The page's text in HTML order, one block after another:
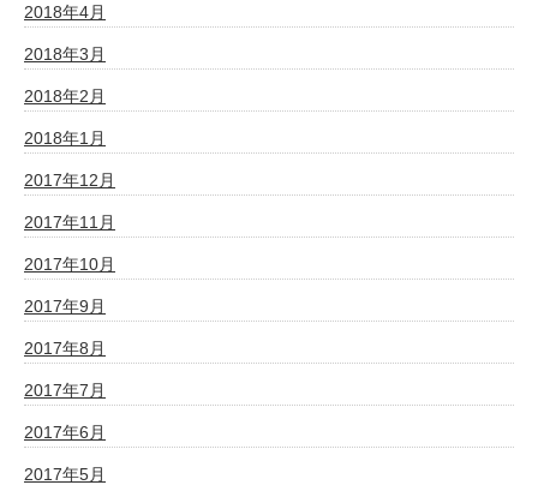
2018年4月
2018年3月
2018年2月
2018年1月
2017年12月
2017年11月
2017年10月
2017年9月
2017年8月
2017年7月
2017年6月
2017年5月